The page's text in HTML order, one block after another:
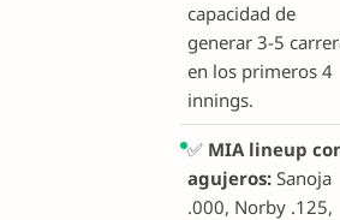
capacidad de
generar 3-5
en los primeros 4
innings.
✅ MIA lineup
agujeros: Sanoja
.000, Norby .125,